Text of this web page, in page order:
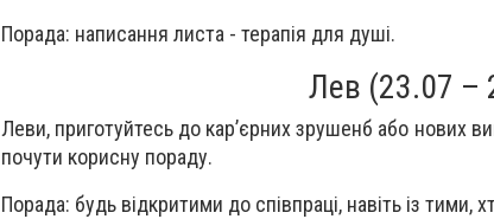
Порада: написання листа - терапія для душі.
Лев (23.07 –
Леви, приготуйтесь до кар’єрних зрушенб або нових
почути корисну пораду.
Порада: будь відкритими до співпраці, навіть із тими,